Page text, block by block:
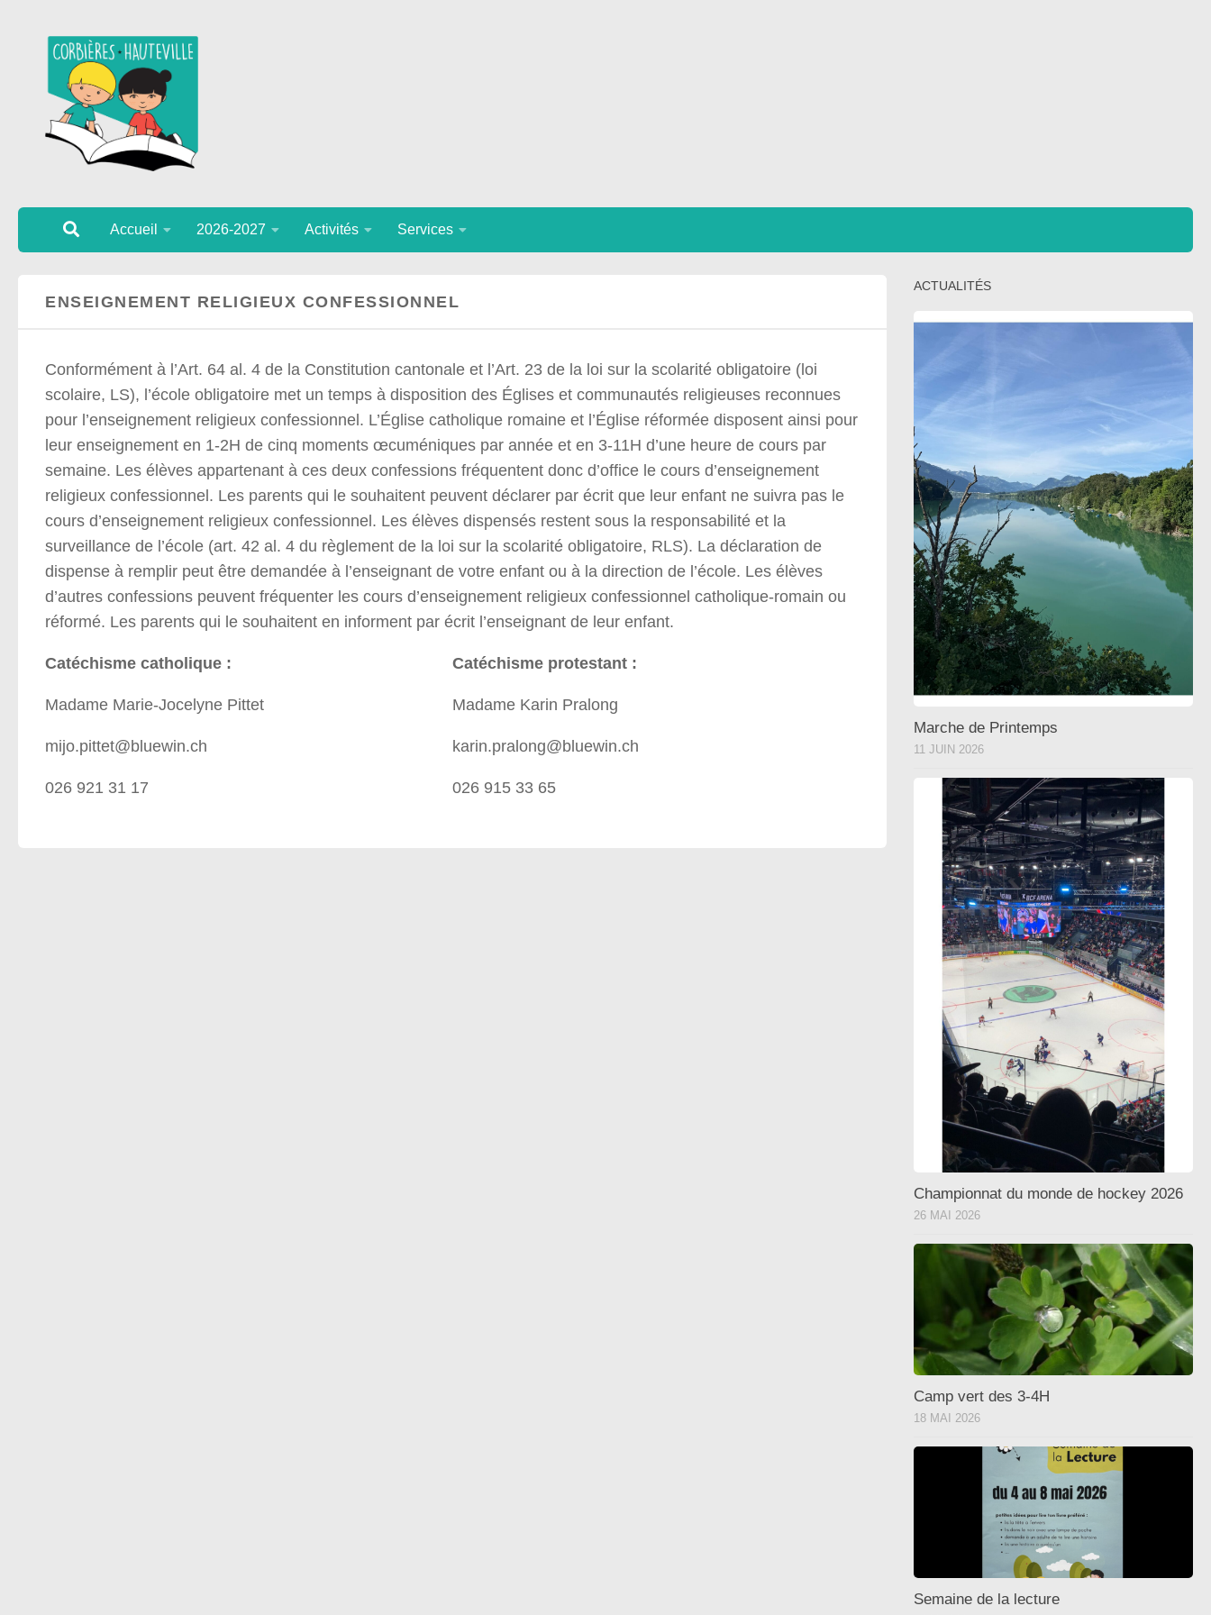
Accueil 2026-2027 Activités Services
ENSEIGNEMENT RELIGIEUX CONFESSIONNEL
Conformément à l’Art. 64 al. 4 de la Constitution cantonale et l’Art. 23 de la loi sur la scolarité obligatoire (loi
scolaire, LS), l’école obligatoire met un temps à disposition des Églises et communautés religieuses reconnues
pour l’enseignement religieux confessionnel. L’Église catholique romaine et l’Église réformée disposent ainsi pour
leur enseignement en 1-2H de cinq moments œcuméniques par année et en 3-11H d’une heure de cours par
semaine. Les élèves appartenant à ces deux confessions fréquentent donc d’office le cours d’enseignement
religieux confessionnel. Les parents qui le souhaitent peuvent déclarer par écrit que leur enfant ne suivra pas le
cours d’enseignement religieux confessionnel. Les élèves dispensés restent sous la responsabilité et la
surveillance de l’école (art. 42 al. 4 du règlement de la loi sur la scolarité obligatoire, RLS). La déclaration de
dispense à remplir peut être demandée à l’enseignant de votre enfant ou à la direction de l’école. Les élèves
d’autres confessions peuvent fréquenter les cours d’enseignement religieux confessionnel catholique-romain ou
réformé. Les parents qui le souhaitent en informent par écrit l’enseignant de leur enfant.
Catéchisme catholique :
Madame Marie-Jocelyne Pittet
mijo.pittet@bluewin.ch
026 921 31 17
Catéchisme protestant :
Madame Karin Pralong
karin.pralong@bluewin.ch
026 915 33 65
ACTUALITÉS
Marche de Printemps
11 JUIN 2026
Championnat du monde de hockey 2026
26 MAI 2026
Camp vert des 3-4H
18 MAI 2026
Semaine de la lecture